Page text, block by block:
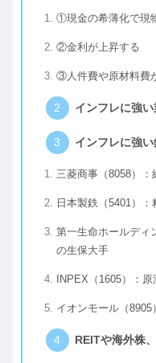
①現金の希薄化で現
②金利が上昇する
③人件費や原材料費
インフレに強
インフレに強い
三菱商事（8058）：
日本製鉄（5401）
第一生命ホールディ
の生保大手
INPEX（1605）：
イオンモール（8905）
REITや海外株